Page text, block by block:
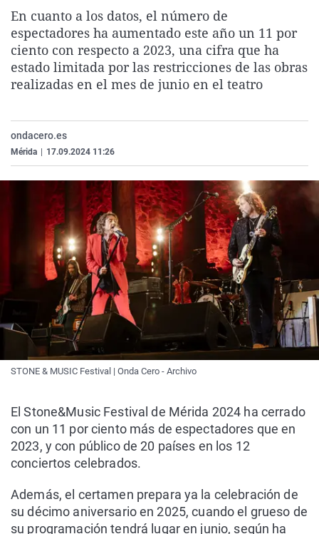
La rosa de los vientos
Gente viajera
Como el perro y el
Caso
Retornados
Equipo de
Operación Viuda
Extremadura
Galicia
La Rioja
Navarra
Virales
Televisión
Elecciones
En cuanto a los datos, el número de
espectadores ha aumentado este año un 11 por
ciento con respecto a 2023, una cifra que ha
estado limitada por las restricciones de las obras
realizadas en el mes de junio en el teatro
ondacero.es
Mérida 17.09.2024 11:26
STONE & MUSIC Festival | Onda Cero - Archivo
El Stone&Music Festival de Mérida 2024 ha cerrado
con un 11 por ciento más de espectadores que en
2023, y con público de 20 países en los 12
conciertos celebrados.
Además, el certamen prepara ya la celebración de
su décimo aniversario en 2025, cuando el grueso de
su programación tendrá lugar en junio, según ha